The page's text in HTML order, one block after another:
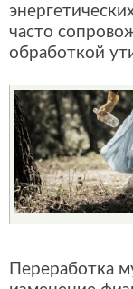
часто
обработкой
Переработка